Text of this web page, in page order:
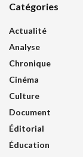
Catégories
Actualité
Analyse
Chronique
Cinéma
Culture
Document
Éditorial
Éducation